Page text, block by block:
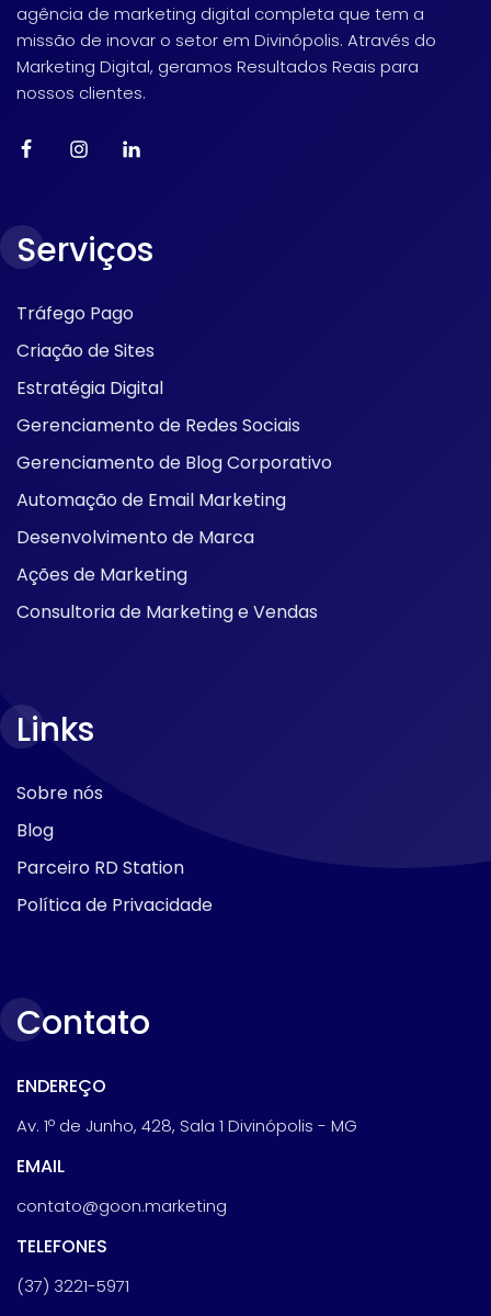
agência de marketing digital completa que tem a
missão de inovar o setor em Divinópolis. Através do
Marketing Digital, geramos Resultados Reais para
nossos clientes.
Serviços
Tráfego Pago
Criação de Sites
Estratégia Digital
Gerenciamento de Redes Sociais
Gerenciamento de Blog Corporativo
Automação de Email Marketing
Desenvolvimento de Marca
Ações de Marketing
Consultoria de Marketing e Vendas
Links
Sobre nós
Blog
Parceiro RD Station
Política de Privacidade
Contato
ENDEREÇO
Av. 1º de Junho, 428, Sala 1 Divinópolis - MG
EMAIL
contato@goon.marketing
TELEFONES
(37) 3221-5971